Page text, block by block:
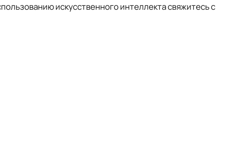
искусственного интеллекта свяжитесь с